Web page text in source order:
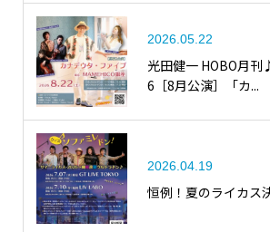
2026.05.22
光田健一 HOBO月
6［8月公演］「カ...
2026.04.19
恒例！夏のライカス